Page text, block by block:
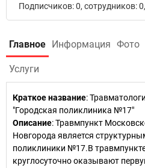
Подписчиков: 0, сотрудников:
Главное Информация Фото
Услуги
Краткое название:
"Городская поликлиника №17"
Описание: Травмпункт
Новгорода является
поликлиники №17.В
круглосуточно оказывают